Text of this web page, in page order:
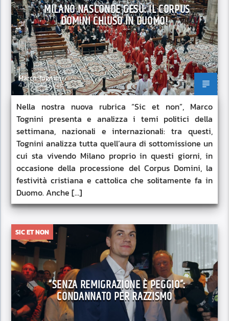
MILANO NASCONDE GESÙ: IL CORPUS
DOMINI CHIUSO IN DUOMO!
Marco Tognini
4 GIUGNO 2026
Nella nostra nuova rubrica “Sic et non”, Marco
Tognini presenta e analizza i temi politici della
settimana, nazionali e internazionali: tra questi,
Tognini analizza tutta quell’aura di sottomissione un
cui sta vivendo Milano proprio in questi giorni, in
occasione della processione del Corpus Domini, la
festività cristiana e cattolica che solitamente fa in
Duomo. Anche […]
SIC ET NON
“SENZA REMIGRAZIONE È PEGGIO”:
CONDANNATO PER RAZZISMO